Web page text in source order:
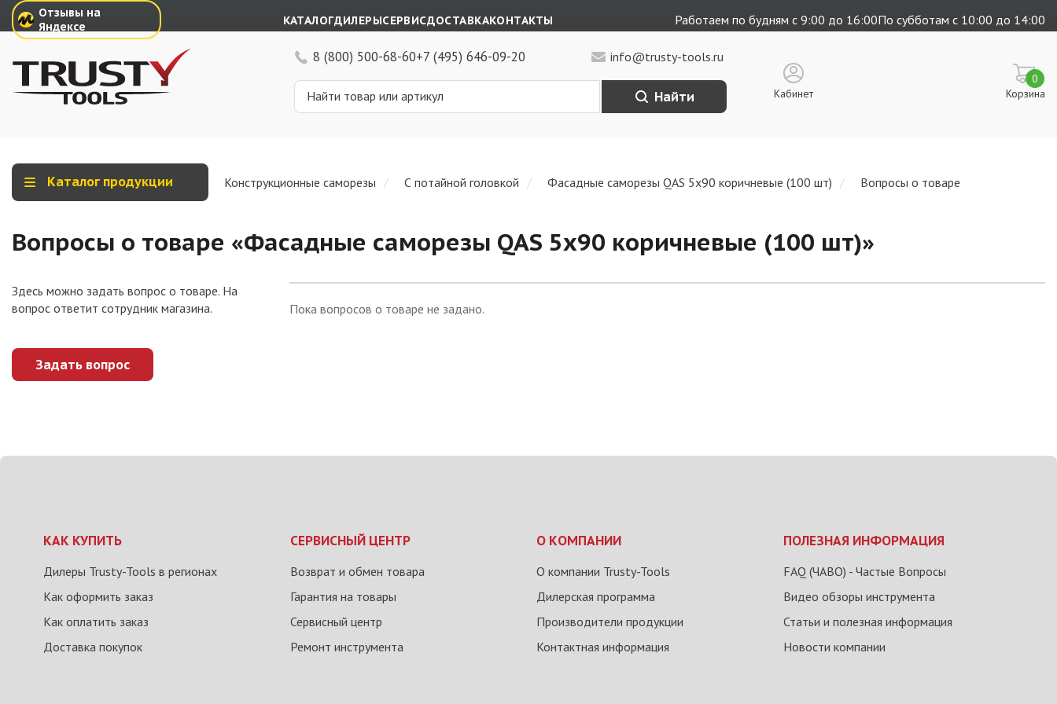
Отзывы на
Яндексе
КАТАЛОГДИЛЕРЫСЕРВИСДОСТАВКАКОНТАКТЫ Работаем по будням с 9:00 до 16:00По субботам с 10:00 до 14:00
8 (800) 500-68-60+7 (495) 646-09-20 info@trusty-tools.ru
Найти Кабинет Корзина
0
Каталог продукции Конструкционные саморезы С потайной головкой Фасадные саморезы QAS 5х90 коричневые (100 шт) Вопросы о товаре
Вопросы о товаре «Фасадные саморезы QAS 5х90 коричневые (100 шт)»
Здесь можно задать вопрос о товаре. На
вопрос ответит сотрудник магазина.
Задать вопрос
Пока вопросов о товаре не задано.
КАК КУПИТЬ
Дилеры Trusty-Tools в регионах
Как оформить заказ
Как оплатить заказ
Доставка покупок
СЕРВИСНЫЙ ЦЕНТР
Возврат и обмен товара
Гарантия на товары
Сервисный центр
Ремонт инструмента
О КОМПАНИИ
О компании Trusty-Tools
Дилерская программа
Производители продукции
Контактная информация
ПОЛЕЗНАЯ ИНФОРМАЦИЯ
FAQ (ЧАВО) - Частые Вопросы
Видео обзоры инструмента
Статьи и полезная информация
Новости компании